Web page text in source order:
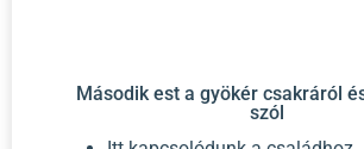
Második est a gyökér csakráról
szól